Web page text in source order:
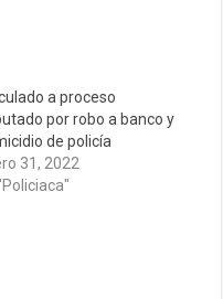
a proceso
por robo a banco y
de policía
31, 2022